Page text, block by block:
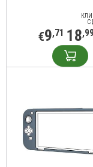
С
€9,71 18,99